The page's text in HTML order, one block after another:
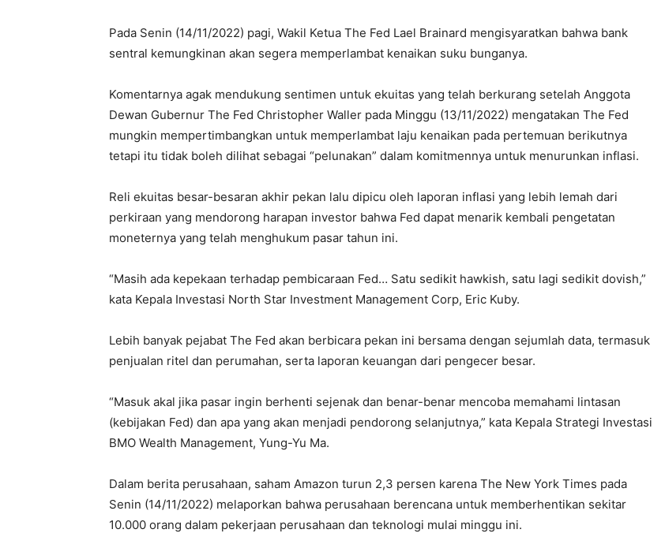
Pada Senin (14/11/2022) pagi, Wakil Ketua The Fed Lael Brainard mengisyaratkan bahwa bank
sentral kemungkinan akan segera memperlambat kenaikan suku bunganya.
Komentarnya agak mendukung sentimen untuk ekuitas yang telah berkurang setelah Anggota
Dewan Gubernur The Fed Christopher Waller pada Minggu (13/11/2022) mengatakan The Fed
mungkin mempertimbangkan untuk memperlambat laju kenaikan pada pertemuan berikutnya
tetapi itu tidak boleh dilihat sebagai “pelunakan” dalam komitmennya untuk menurunkan inflasi.
Reli ekuitas besar-besaran akhir pekan lalu dipicu oleh laporan inflasi yang lebih lemah dari
perkiraan yang mendorong harapan investor bahwa Fed dapat menarik kembali pengetatan
moneternya yang telah menghukum pasar tahun ini.
“Masih ada kepekaan terhadap pembicaraan Fed… Satu sedikit hawkish, satu lagi sedikit dovish,”
kata Kepala Investasi North Star Investment Management Corp, Eric Kuby.
Lebih banyak pejabat The Fed akan berbicara pekan ini bersama dengan sejumlah data, termasuk
penjualan ritel dan perumahan, serta laporan keuangan dari pengecer besar.
“Masuk akal jika pasar ingin berhenti sejenak dan benar-benar mencoba memahami lintasan
(kebijakan Fed) dan apa yang akan menjadi pendorong selanjutnya,” kata Kepala Strategi Investasi
BMO Wealth Management, Yung-Yu Ma.
Dalam berita perusahaan, saham Amazon turun 2,3 persen karena The New York Times pada
Senin (14/11/2022) melaporkan bahwa perusahaan berencana untuk memberhentikan sekitar
10.000 orang dalam pekerjaan perusahaan dan teknologi mulai minggu ini.